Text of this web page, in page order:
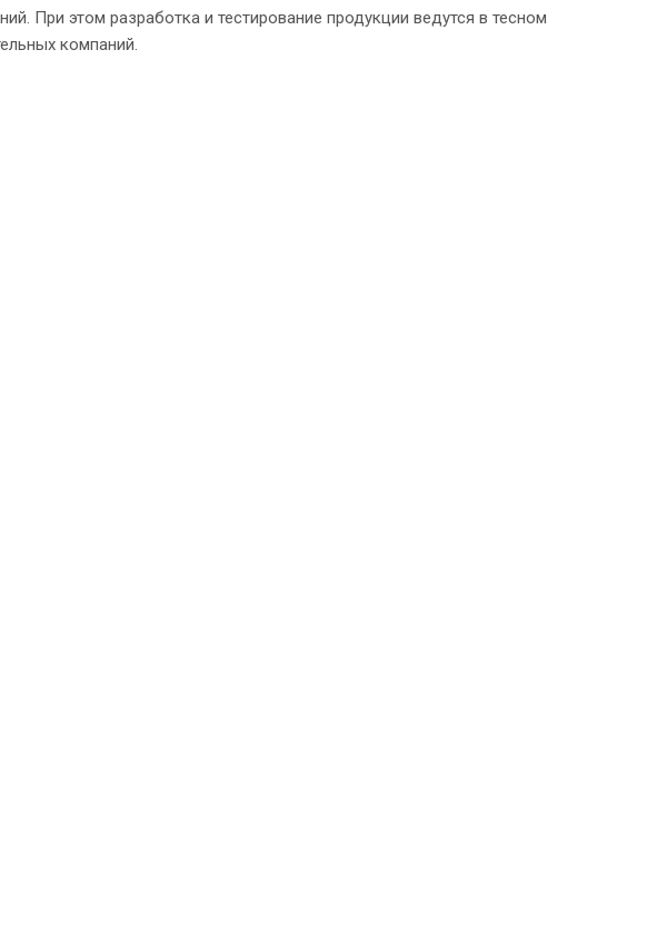
При этом разработка и тестирование продукции ведутся в тесном
компаний.